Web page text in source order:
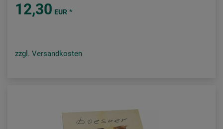
12,30 EUR *
zzgl. Versandkosten